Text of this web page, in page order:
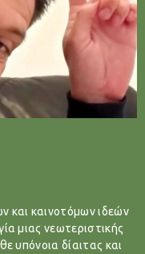
και καινοτόμων ιδεών
μιας νεωτεριστικής
υπόνοια δίαιτας και